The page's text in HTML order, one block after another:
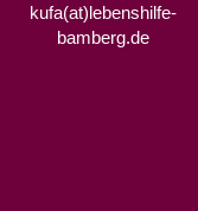
kufa(at)lebenshilfe-
bamberg.de